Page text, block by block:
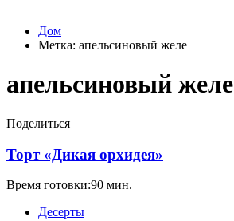
Дом
Метка: апельсиновый желе
апельсиновый желе
Поделиться
Торт «Дикая орхидея»
Время готовки:90 мин.
Десерты